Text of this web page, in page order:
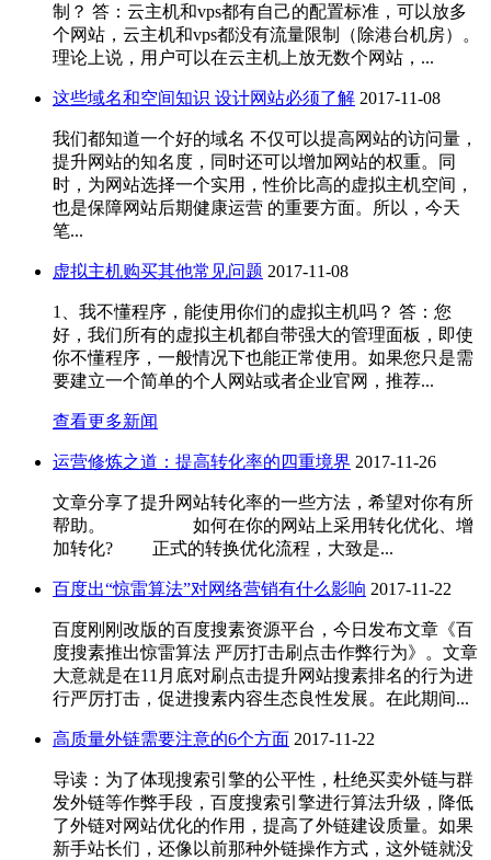
制？ 答：云主机和vps都有自己的配置标准，可以放多
个网站，云主机和vps都没有流量限制（除港台机房）。
理论上说，用户可以在云主机上放无数个网站，...
这些域名和空间知识 设计网站必须了解 2017-11-08
我们都知道一个好的域名 不仅可以提高网站的访问量，
提升网站的知名度，同时还可以增加网站的权重。同
时，为网站选择一个实用，性价比高的虚拟主机空间，
也是保障网站后期健康运营 的重要方面。所以，今天
笔...
虚拟主机购买其他常见问题 2017-11-08
1、我不懂程序，能使用你们的虚拟主机吗？ 答：您
好，我们所有的虚拟主机都自带强大的管理面板，即使
你不懂程序，一般情况下也能正常使用。如果您只是需
要建立一个简单的个人网站或者企业官网，推荐...
查看更多新闻
运营修炼之道：提高转化率的四重境界 2017-11-26
文章分享了提升网站转化率的一些方法，希望对你有所
帮助。 如何在你的网站上采用转化优化、增
加转化? 正式的转换优化流程，大致是...
百度出“惊雷算法”对网络营销有什么影响 2017-11-22
百度刚刚改版的百度搜素资源平台，今日发布文章《百
度搜素推出惊雷算法 严厉打击刷点击作弊行为》。文章
大意就是在11月底对刷点击提升网站搜素排名的行为进
行严厉打击，促进搜素内容生态良性发展。在此期间...
高质量外链需要注意的6个方面 2017-11-22
导读：为了体现搜索引擎的公平性，杜绝买卖外链与群
发外链等作弊手段，百度搜索引擎进行算法升级，降低
了外链对网站优化的作用，提高了外链建设质量。如果
新手站长们，还像以前那种外链操作方式，这外链就没